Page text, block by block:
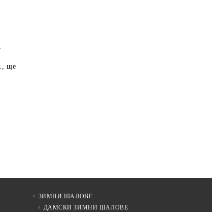
, ще
ЗИМНИ ШАЛОВЕ
ДАМСКИ ЗИМНИ ШАЛОВЕ